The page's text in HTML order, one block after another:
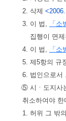
2. 삭제
3. 이 법,
「
집행이 면
4. 이 법,
「
5. 제5항의 규
6. 법인으로서
⑤ 시ㆍ도지사
취소하여야
1. 허위 그 밖